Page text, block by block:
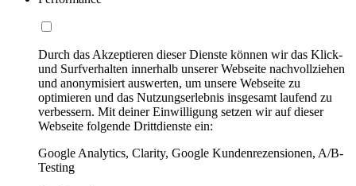
Durch das Akzeptieren dieser Dienste können wir das Klick-
und Surfverhalten innerhalb unserer Webseite nachvollziehen
und anonymisiert auswerten, um unsere Webseite zu
optimieren und das Nutzungserlebnis insgesamt laufend zu
verbessern. Mit deiner Einwilligung setzen wir auf dieser
Webseite folgende Drittdienste ein:
Google Analytics, Clarity, Google Kundenrezensionen, A/B-
Testing